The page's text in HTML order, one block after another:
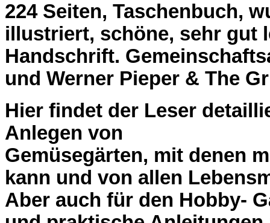
224 Seiten, Taschenbuch,
illustriert, schöne, sehr gut
Handschrift.
und Werner Pieper & The
Hier findet der Leser
Anlegen von
Gemüsegärten, mit denen
kann und von allen
Aber auch für den Hobby-